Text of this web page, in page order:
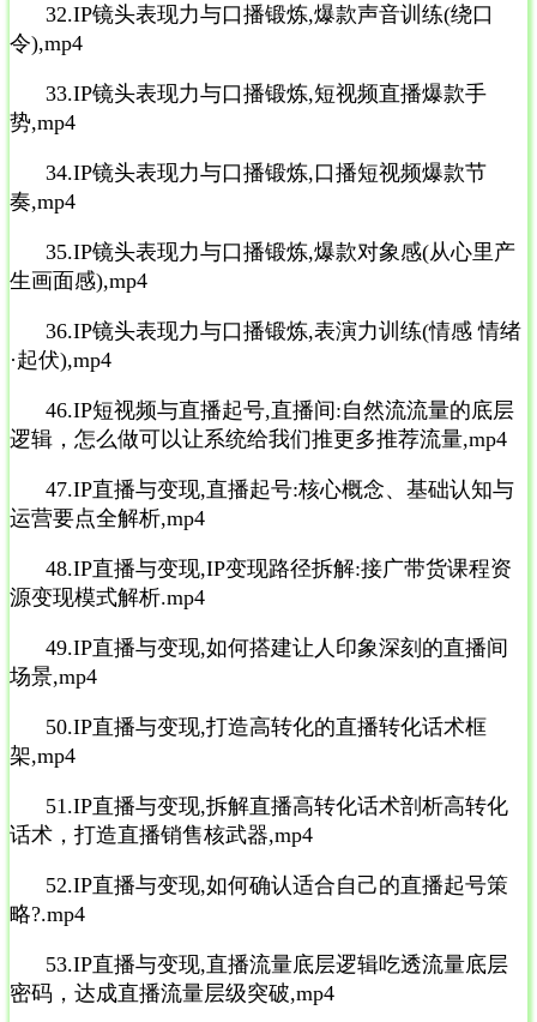
32.IP镜头表现力与口播锻炼,爆款声音训练(绕口
令),mp4
33.IP镜头表现力与口播锻炼,短视频直播爆款手
势,mp4
34.IP镜头表现力与口播锻炼,口播短视频爆款节
奏,mp4
35.IP镜头表现力与口播锻炼,爆款对象感(从心里产
生画面感),mp4
36.IP镜头表现力与口播锻炼,表演力训练(情感 情绪
·起伏),mp4
46.IP短视频与直播起号,直播间:自然流流量的底层
逻辑，怎么做可以让系统给我们推更多推荐流量,mp4
47.IP直播与变现,直播起号:核心概念、基础认知与
运营要点全解析,mp4
48.IP直播与变现,IP变现路径拆解:接广带货课程资
源变现模式解析.mp4
49.IP直播与变现,如何搭建让人印象深刻的直播间
场景,mp4
50.IP直播与变现,打造高转化的直播转化话术框
架,mp4
51.IP直播与变现,拆解直播高转化话术剖析高转化
话术，打造直播销售核武器,mp4
52.IP直播与变现,如何确认适合自己的直播起号策
略?.mp4
53.IP直播与变现,直播流量底层逻辑吃透流量底层
密码，达成直播流量层级突破,mp4